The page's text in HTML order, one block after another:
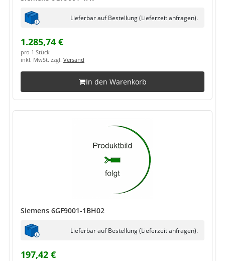
Lieferbar auf Bestellung (Lieferzeit anfragen).
1.285,74 €
pro 1 Stück
inkl. MwSt. zzgl. Versand
In den Warenkorb
Siemens 6GF9001-1BH02
Lieferbar auf Bestellung (Lieferzeit anfragen).
197,42 €